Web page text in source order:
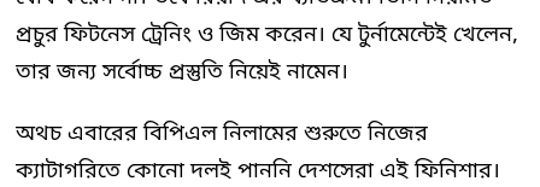
প্রচুর ফিটনেস ট্রেনিং ও জিম করেন। যে টুর্নামেন্টেই খেলেন,
তার জন্য সর্বোচ্চ প্রস্তুতি নিয়েই নামেন।
অথচ এবারের বিপিএল নিলামের শুরুতে নিজের
ক্যাটাগরিতে কোনো দলই পাননি দেশসেরা এই ফিনিশার।